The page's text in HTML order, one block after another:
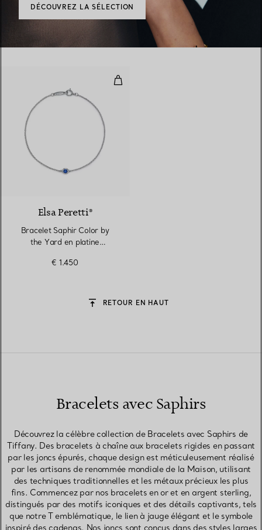
DÉCOUVREZ LA SÉLECTION
Bracelet Saphir Color by the
Elsa Peretti®
Bracelet Saphir Color by
the Yard en platine
€ 1.450
RETOUR EN HAUT
Bracelets avec Saphirs
Découvrez la célèbre collection de Bracelets avec Saphirs de
Tiffany. Des bracelets à chaîne aux bracelets rigides en passant
par les joncs épurés, chaque design est méticuleusement réalisé
par les artisans de renommée mondiale de la Maison, utilisant
des techniques traditionnelles et les métaux précieux les plus
fins. Commencez par nos bracelets en or et en argent sterling,
distingués par des motifs iconiques et des détails captivants, tels
que notre T emblématique, le lien à jauge élégant et le symbole
inspiré des cadenas. Nos joncs sont conçus dans des styles larges